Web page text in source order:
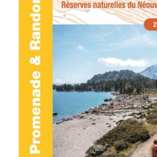
ACHETER LE PRODUIT